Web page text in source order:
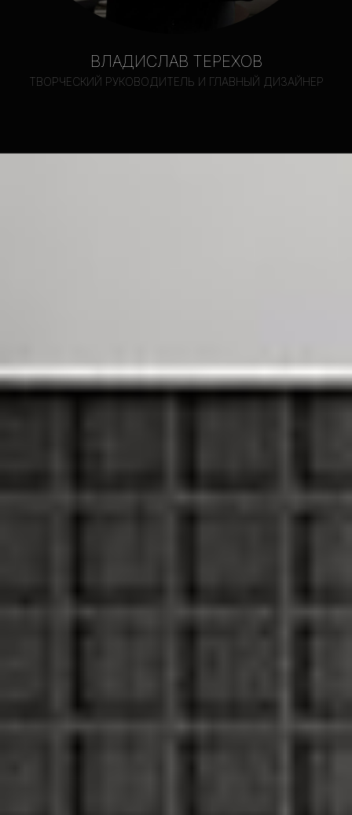
ВЛАДИСЛАВ ТЕРЕХОВ
ТВОРЧЕСКИЙ РУКОВОДИТЕЛЬ И ГЛАВНЫЙ ДИЗАЙНЕР